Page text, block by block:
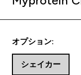
オプション:
シェイカー